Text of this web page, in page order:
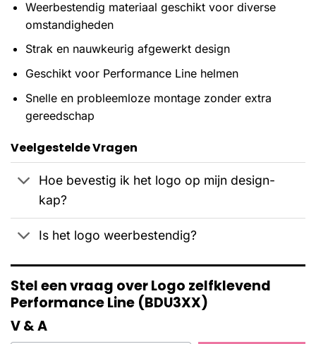
Weerbestendig materiaal geschikt voor diverse
omstandigheden
Strak en nauwkeurig afgewerkt design
Geschikt voor Performance Line helmen
Snelle en probleemloze montage zonder extra
gereedschap
Veelgestelde Vragen
Hoe bevestig ik het logo op mijn design-
kap?
Is het logo weerbestendig?
Stel een vraag over Logo zelfklevend
Performance Line (BDU3XX)
V & A